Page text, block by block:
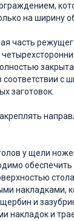
на ширину
часть
с
заготовок.
у щели
накладками,
и
накладок и